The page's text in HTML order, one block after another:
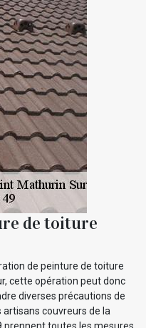
de toiture
de peinture de toiture
cette opération peut donc
diverses précautions de
couvreurs de la